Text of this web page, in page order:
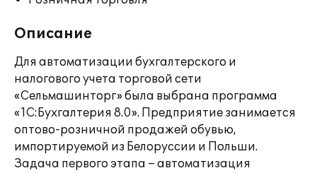
Описание
Для автоматизации бухгалтерского и
налогового учета торговой сети
«Сельмашинторг» была выбрана программа
«1С:Бухгалтерия 8.0». Предприятие занимается
оптово-розничной продажей обувью,
импортируемой из Белоруссии и Польши.
Задача первого этапа – автоматизация